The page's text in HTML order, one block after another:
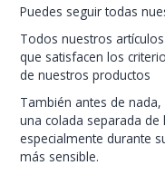
Puedes seguir todas
Todos nuestros
que satisfacen los
de nuestros productos
También antes de
una colada separada
especialmente durante
más sensible.